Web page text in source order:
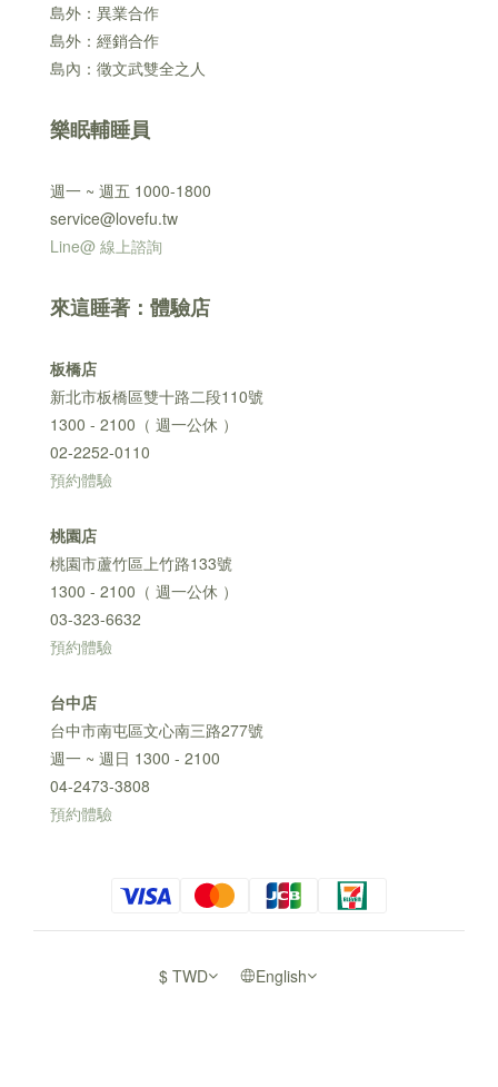
島外：異業合作
島外：經銷合作
島內：徵文武雙全之人
樂眠輔睡員
週一 ~ 週五 1000-1800
service@lovefu.tw
Line@ 線上諮詢
來這睡著：體驗店
板橋店
新北市板橋區雙十路二段110號
1300 - 2100（ 週一公休 ）
02-2252-0110
預約體驗
桃園店
桃園市蘆竹區上竹路133號
1300 - 2100（ 週一公休 ）
03-323-6632
預約體驗
台中店
台中市南屯區文心南三路277號
週一 ~ 週日 1300 - 2100
04-2473-3808
預約體驗
$ TWD English